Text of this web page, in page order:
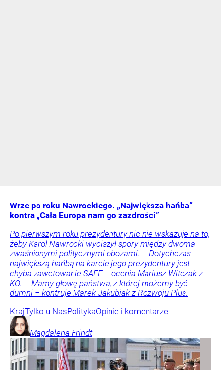
Wrze po roku Nawrockiego. „Największa hańba”
kontra „Cała Europa nam go zazdrości”
Po pierwszym roku prezydentury nic nie wskazuje na to,
żeby Karol Nawrocki wyciszył spory między dwoma
zwaśnionymi politycznymi obozami. – Dotychczas
największą hańbą na karcie jego prezydentury jest
chyba zawetowanie SAFE – ocenia Mariusz Witczak z
KO. – Mamy głowę państwa, z której możemy być
dumni – kontruje Marek Jakubiak z Rozwoju Plus.
KrajTylko u NasPolitykaOpinie i komentarze
Magdalena Frindt